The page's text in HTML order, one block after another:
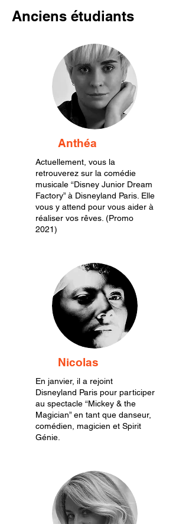
Anciens étudiants
Anthéa
Actuellement, vous la
retrouverez sur la comédie
musicale “Disney Junior Dream
Factory” à Disneyland Paris. Elle
vous y attend pour vous aider à
réaliser vos rêves. (Promo
2021)
Nicolas
En janvier, il a rejoint
Disneyland Paris pour participer
au spectacle “Mickey & the
Magician” en tant que danseur,
comédien, magicien et Spirit
Génie.